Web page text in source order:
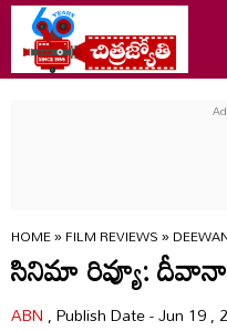
HOME»FILM REVIEWS»
సినిమా రివ్యూ: దీవానా
ABN, Publish Date - Jun 19 ,